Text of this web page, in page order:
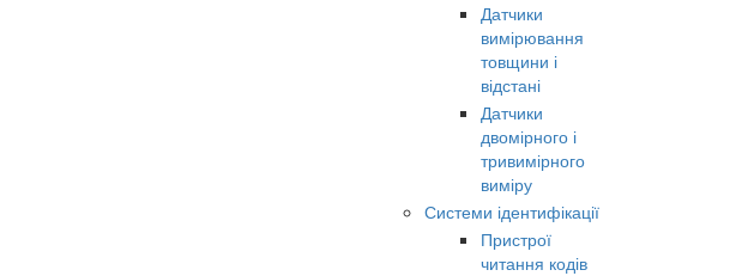
Датчики
вимірювання
товщини і
відстані
Датчики
двомірного і
тривимірного
виміру
Системи ідентифікації
Пристрої
читання кодів